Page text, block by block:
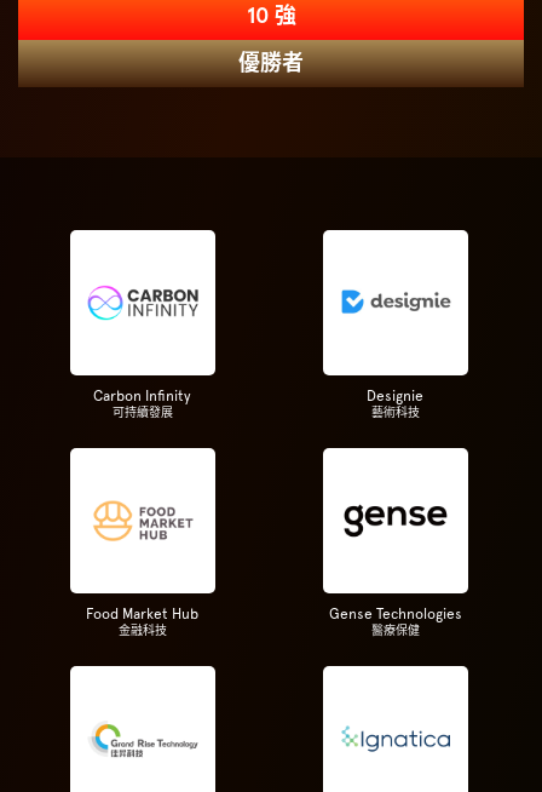
10 強
優勝者
Carbon Infinity
可持續發展
Designie
藝術科技
Food Market Hub
金融科技
Gense Technologies
醫療保健